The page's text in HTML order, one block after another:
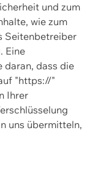
und zum
wie zum
Seitenbetreiber
Eine
daran, dass die
"https://"
Ihrer
uns übermitteln,